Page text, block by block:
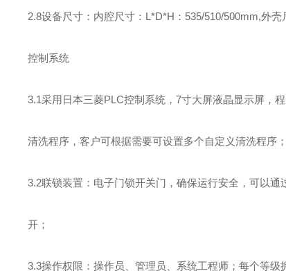
2.8设备尺寸：内腔尺寸：L*D*H：535/510/500mm,外
控制系统
3.1采用日本三菱PLC控制系统，7寸大屏液晶显示屏，
清洗程序，客户可根据需要可设置多个自定义清洗程序；
3.2联锁装置：电子门锁开关门，确保运行安全，可以通
开；
3.3操作权限：操作员、管理员、系统工程师；每个等级